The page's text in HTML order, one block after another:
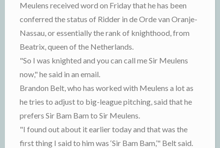
Meulens received word on Friday that he has been
conferred the status of Ridder in de Orde van Oranje-
Nassau, or essentially the rank of knighthood, from
Beatrix, queen of the Netherlands.
"So I was knighted and you can call me Sir Meulens
now," he said in an email.
Brandon Belt, who has worked with Meulens a lot as
he tries to adjust to big-league pitching, said that he
prefers Sir Bam Bam to Sir Meulens.
"I found out about it earlier today and that was the
first thing I said to him was ‘Sir Bam Bam,’" Belt said.